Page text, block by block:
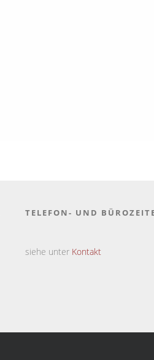
TELEFON- UND
siehe unter Kontakt